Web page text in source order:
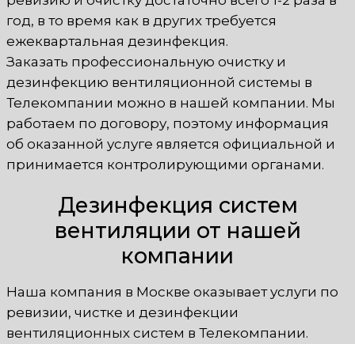
год, в то время как в других требуется
ежеквартальная дезинфекция.
Заказать профессиональную очистку и
дезинфекцию вентиляционной системы в
Телекомпании можно в нашей компании. Мы
работаем по договору, поэтому информация
об оказанной услуге является официальной и
принимается контролирующими органами.
Дезинфекция систем
вентиляции от нашей
компании
Наша компания в Москве оказывает услуги по
ревизии, чистке и дезинфекции
вентиляционных систем в Телекомпании.